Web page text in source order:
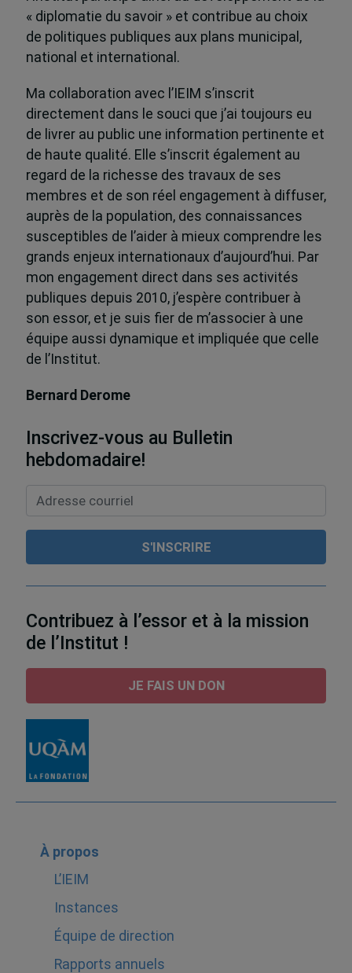
« diplomatie du savoir » et contribue au choix
de politiques publiques aux plans municipal,
national et international.
Ma collaboration avec l’IEIM s’inscrit
directement dans le souci que j’ai toujours eu
de livrer au public une information pertinente et
de haute qualité. Elle s’inscrit également au
regard de la richesse des travaux de ses
membres et de son réel engagement à diffuser,
auprès de la population, des connaissances
susceptibles de l’aider à mieux comprendre les
grands enjeux internationaux d’aujourd’hui. Par
mon engagement direct dans ses activités
publiques depuis 2010, j’espère contribuer à
son essor, et je suis fier de m’associer à une
équipe aussi dynamique et impliquée que celle
de l’Institut.
Bernard Derome
Inscrivez-vous au Bulletin
hebdomadaire!
Contribuez à l’essor et à la mission
de l’Institut !
JE FAIS UN DON
À propos
L’IEIM
Instances
Équipe de direction
Rapports annuels